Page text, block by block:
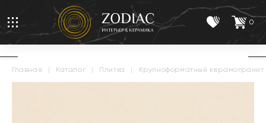
0
главная | каталог | плитка | крупноформатный керамогранит